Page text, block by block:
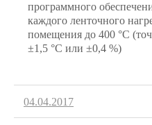
программного
каждого ленточного
помещения до 400 °C
±1,5 °C или ±0,4 %)
04.04.2017